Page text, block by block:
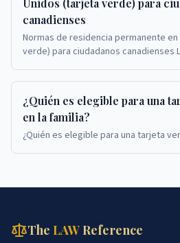
Unidos (tarjeta verde) para
canadienses
Normas de residencia permanente
verde) para ciudadanos canadienses
¿Quién es elegible para una
en la familia?
¿Quién es elegible para una tarjeta
The LAWReference